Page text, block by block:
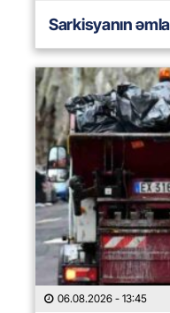
Sarkisyanın
06.08.2026 - 13:45